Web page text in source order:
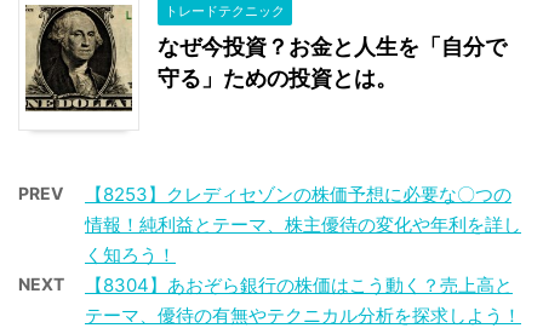
トレードテクニック
なぜ今投資？お金と人生を「自分で
守る」ための投資とは。
PREV
【8253】クレディセゾンの株価予想に必要な〇つの
情報！純利益とテーマ、株主優待の変化や年利を詳し
く知ろう！
NEXT
【8304】あおぞら銀行の株価はこう動く？売上高と
テーマ、優待の有無やテクニカル分析を探求しよう！